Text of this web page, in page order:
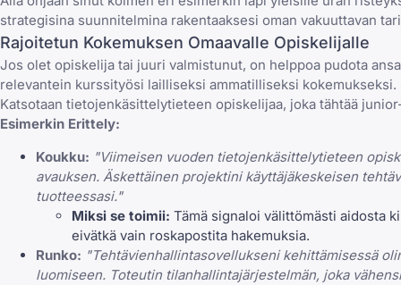
strategisina suunnitelmina rakentaaksesi oman vakuuttavan
Rajoitetun Kokemuksen Omaavalle Opiskelijalle
Jos olet opiskelija tai juuri valmistunut, on helppoa pudota
relevantein kurssityösi lailliseksi ammatilliseksi
Katsotaan tietojenkäsittelytieteen opiskelijaa, joka tähtää
Esimerkin Erittely:
Koukku: "Viimeisen vuoden tietojenkäsittelytieteen
avauksen. Äskettäinen projektini käyttäjäkeskeisen
tuotteessasi."
Miksi se toimii: Tämä signaloi välittömästi aidosta
eivätkä vain roskapostita hakemuksia.
Runko: "Tehtävienhallintasovellukseni kehittämisessä
luomiseen. Toteutin tilanhallintajärjestelmän, joka